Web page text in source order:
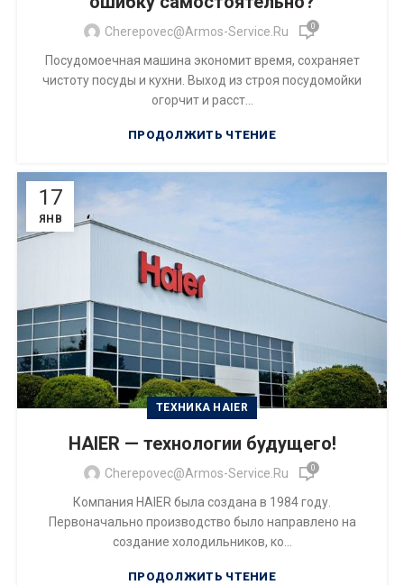
Cherepovec@armos-Service.ru 0
Посудомоечная машина экономит время, сохраняет
чистоту посуды и кухни. Выход из строя посудомойки
огорчит и расст...
ПРОДОЛЖИТЬ ЧТЕНИЕ
17
ЯНВ
ТЕХНИКА HAIER
HAIER — технологии будущего!
Cherepovec@armos-Service.ru 0
Компания HAIER была создана в 1984 году.
Первоначально производство было направлено на
создание холодильников, ко...
ПРОДОЛЖИТЬ ЧТЕНИЕ